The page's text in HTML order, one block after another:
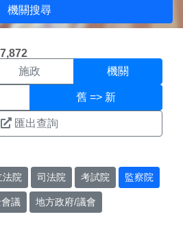
機關搜尋
果頁面
施政 機關
舊 => 新
匯出查詢
法院 司法院 考試院 監察院
議 地方政府/議會